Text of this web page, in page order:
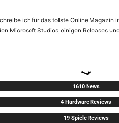
ich für das tollste Online Magazin
Microsoft Studios, einigen Releases
1610 News
4 Hardware Reviews
19 Spiele Reviews